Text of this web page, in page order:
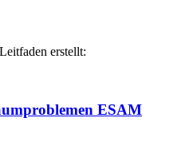
erstellt:
ESAM